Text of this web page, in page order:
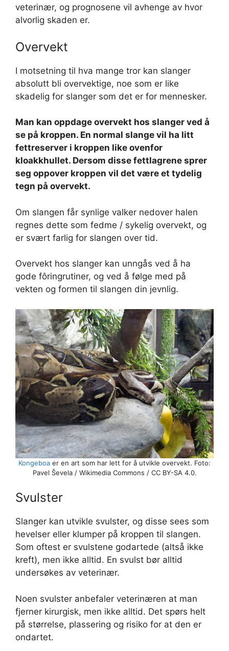
veterinær, og prognosene vil avhenge av hvor
alvorlig skaden er.
Overvekt
I motsetning til hva mange tror kan slanger
absolutt bli overvektige, noe som er like
skadelig for slanger som det er for mennesker.
Man kan oppdage overvekt hos slanger ved å
se på kroppen. En normal slange vil ha litt
fettreserver i kroppen like ovenfor
kloakkhullet. Dersom disse fettlagrene sprer
seg oppover kroppen vil det være et tydelig
tegn på overvekt.
Om slangen får synlige valker nedover halen
regnes dette som fedme / sykelig overvekt, og
er svært farlig for slangen over tid.
Overvekt hos slanger kan unngås ved å ha
gode fôringrutiner, og ved å følge med på
vekten og formen til slangen din jevnlig.
Kongeboa er en art som har lett for å utvikle overvekt. Foto:
Pavel Ševela / Wikimedia Commons / CC BY-SA 4.0.
Svulster
Slanger kan utvikle svulster, og disse sees som
hevelser eller klumper på kroppen til slangen.
Som oftest er svulstene godartede (altså ikke
kreft), men ikke alltid. En svulst bør alltid
undersøkes av veterinær.
Noen svulster anbefaler veterinæren at man
fjerner kirurgisk, men ikke alltid. Det spørs helt
på størrelse, plassering og risiko for at den er
ondartet.